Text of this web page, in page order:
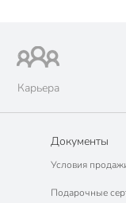
Карьера
Документы
Условия
Подарочные